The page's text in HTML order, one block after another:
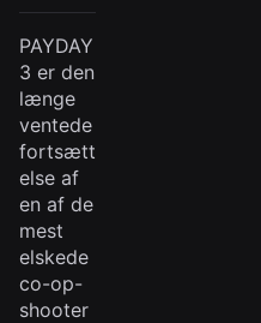
PAYDAY
3 er den
længe
ventede
fortsætt
else af
en af de
mest
elskede
co-op-
shooter